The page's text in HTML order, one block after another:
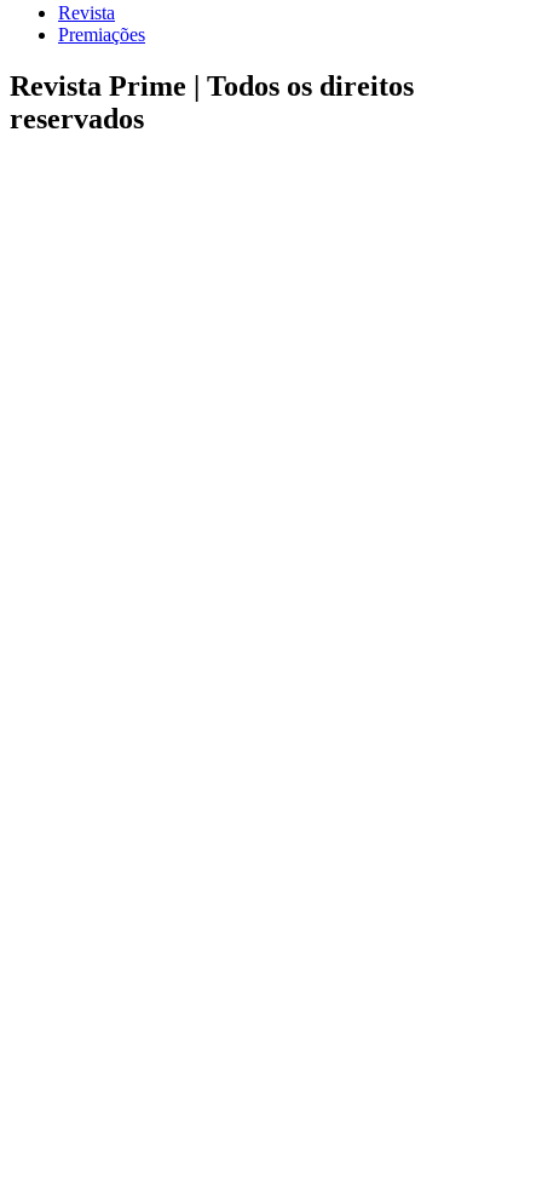
Revista
Premiações
Revista Prime | Todos os direitos
reservados